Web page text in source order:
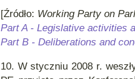
[Źródło: Working Party on
Part A - Legislative activities
Part B - Deliberations and
10. W styczniu 2008 r.